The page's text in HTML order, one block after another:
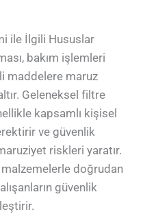
ile İlgili Hususlar
bakım işlemleri
maddelere maruz
Geleneksel filtre
kapsamlı kişisel
ve güvenlik
riskleri yaratır.
doğrudan
güvenlik